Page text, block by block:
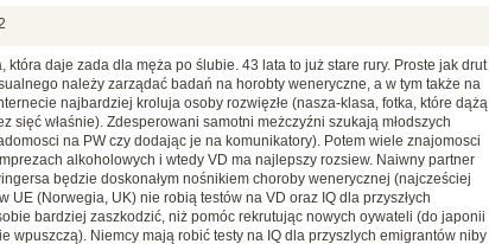
która daje zada dla męża po ślubie. 43 lata to już stare rury. Proste jak drut
należy zarządać badań na horobty weneryczne, a w tym także na
najbardziej kroluja osoby rozwięzłe (nasza-klasa, fotka, które dążą
sięć właśnie). Zdesperowani samotni meżczyźni szukają młodszych
na PW czy dodając je na komunikatory). Potem wiele znajomosci
alkoholowych i wtedy VD ma najlepszy rozsiew. Naiwny partner
będzie doskonałym nośnikiem choroby wenerycznej (najcześciej
UE (Norwegia, UK) nie robią testów na VD oraz IQ dla przyszłych
bardziej zaszkodzić, niż pomóc rekrutując nowych oywateli (do japonii
wpuszczą). Niemcy mają robić testy na IQ dla przyszlych emigrantów niby